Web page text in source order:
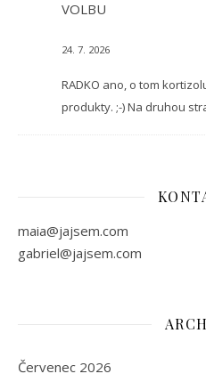
VOLBU
24. 7. 2026
RADKO ano, o tom
produkty. ;-) Na druhou
maia@jajsem.com
gabriel@jajsem.com
Červenec 2026